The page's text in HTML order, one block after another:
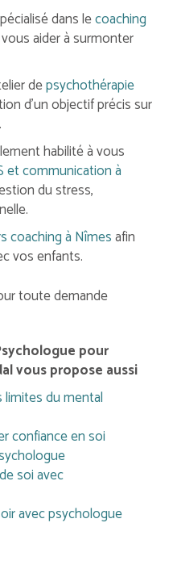
dans lecoaching
aider à surmonter
depsychothérapie
d'un objectif précis sur
habilité à vous
et communication à
du stress,
coaching à Nîmesafin
vos enfants.
toute demande
pour
vous propose aussi
limites du mental
confiance en soi
soi avec
avec psychologue